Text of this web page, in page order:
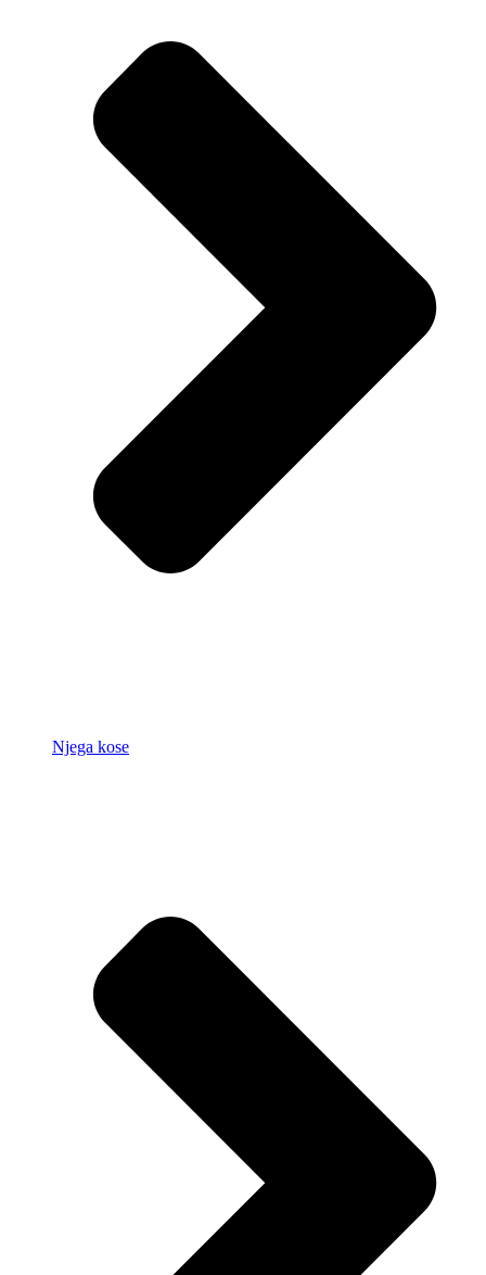
Njega kose